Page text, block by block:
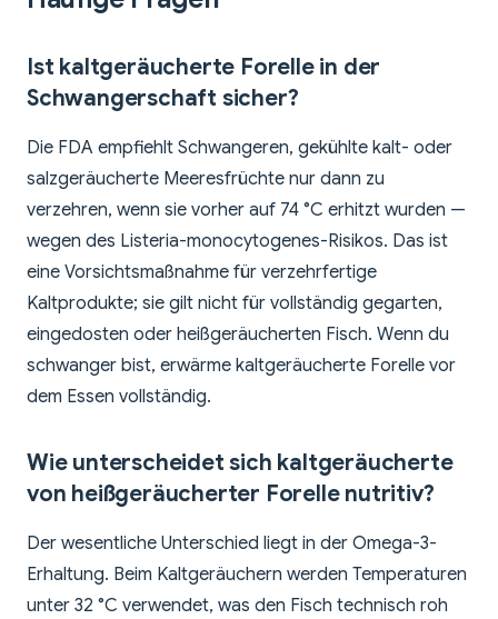
Ist kaltgeräucherte Forelle in der
Schwangerschaft sicher?
Die FDA empfiehlt Schwangeren, gekühlte kalt- oder
salzgeräucherte Meeresfrüchte nur dann zu
verzehren, wenn sie vorher auf 74 °C erhitzt wurden —
wegen des Listeria-monocytogenes-Risikos. Das ist
eine Vorsichtsmaßnahme für verzehrfertige
Kaltprodukte; sie gilt nicht für vollständig gegarten,
eingedosten oder heißgeräucherten Fisch. Wenn du
schwanger bist, erwärme kaltgeräucherte Forelle vor
dem Essen vollständig.
Wie unterscheidet sich kaltgeräucherte
von heißgeräucherter Forelle nutritiv?
Der wesentliche Unterschied liegt in der Omega-3-
Erhaltung. Beim Kaltgeräuchern werden Temperaturen
unter 32 °C verwendet, was den Fisch technisch roh